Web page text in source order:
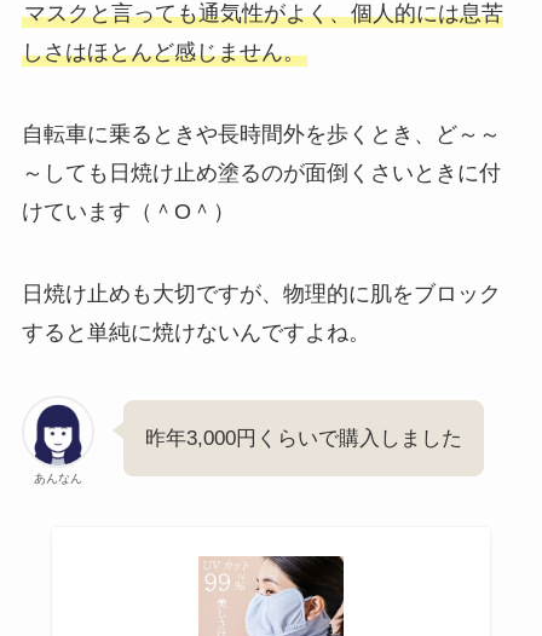
マスクと言っても通気性がよく、個人的には息苦
しさはほとんど感じません。
自転車に乗るときや長時間外を歩くとき、ど～～
～しても日焼け止め塗るのが面倒くさいときに付
けています（＾O＾）
日焼け止めも大切ですが、物理的に肌をブロック
すると単純に焼けないんですよね。
あんなん
昨年3,000円くらいで購入しました